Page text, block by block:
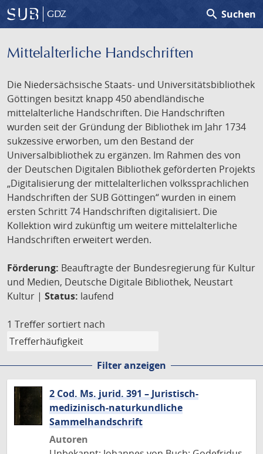
GDZ search Suchen
Mittelalterliche Handschriften
Die Niedersächsische Staats- und Universitätsbibliothek
Göttingen besitzt knapp 450 abendländische
mittelalterliche Handschriften. Die Handschriften
wurden seit der Gründung der Bibliothek im Jahr 1734
sukzessive erworben, um den Bestand der
Universalbibliothek zu ergänzen. Im Rahmen des von
der Deutschen Digitalen Bibliothek geförderten Projekts
„Digitalisierung der mittelalterlichen volkssprachlichen
Handschriften der SUB Göttingen“ wurden in einem
ersten Schritt 74 Handschriften digitalisiert. Die
Kollektion wird zukünftig um weitere mittelalterliche
Handschriften erweitert werden.
Förderung: Beauftragte der Bundesregierung für Kultur
und Medien, Deutsche Digitale Bibliothek, Neustart
Kultur | Status: laufend
1 Treffer sortiert nach
Filter anzeigen
2 Cod. Ms. jurid. 391 – Juristisch-
medizinisch-naturkundliche
Sammelhandschrift
Autoren